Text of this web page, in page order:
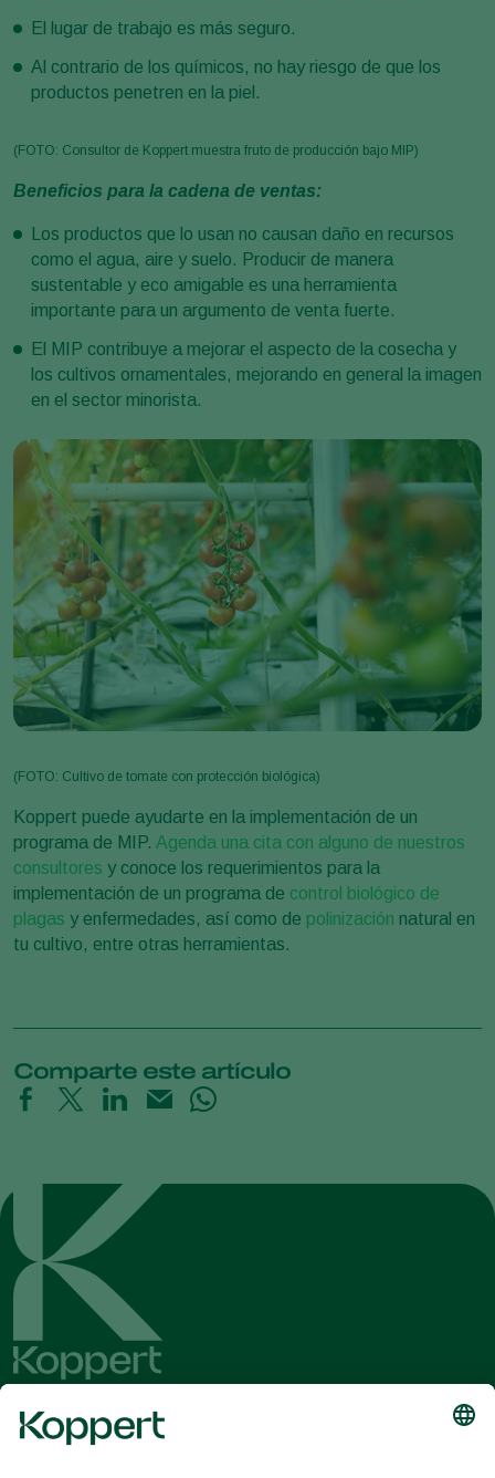
El lugar de trabajo es más seguro.
Al contrario de los químicos, no hay riesgo de que los
productos penetren en la piel.
(FOTO: Consultor de Koppert muestra fruto de producción bajo MIP)
Beneficios para la cadena de ventas:
Los productos que lo usan no causan daño en recursos
como el agua, aire y suelo. Producir de manera
sustentable y eco amigable es una herramienta
importante para un argumento de venta fuerte.
El MIP contribuye a mejorar el aspecto de la cosecha y
los cultivos ornamentales, mejorando en general la imagen
en el sector minorista.
(FOTO: Cultivo de tomate con protección biológica)
Koppert puede ayudarte en la implementación de un
programa de MIP. Agenda una cita con alguno de nuestros
consultores y conoce los requerimientos para la
implementación de un programa de control biológico de
plagas y enfermedades, así como de polinización natural en
tu cultivo, entre otras herramientas.
Comparte este artículo